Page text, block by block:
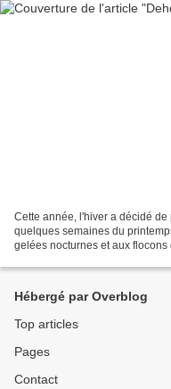
Cette année, l'hiver a décidé
quelques semaines du
gelées nocturnes et aux
Hébergé par Overblog
Top articles
Pages
Contact